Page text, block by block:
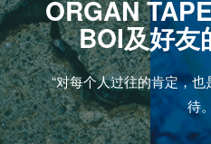
ORGAN
BOI及好友
“对每个人过往的肯定，
待